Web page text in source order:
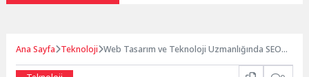
Ana Sayfa Teknoloji Web Tasarım ve Teknoloji Uzmanlığında SEO